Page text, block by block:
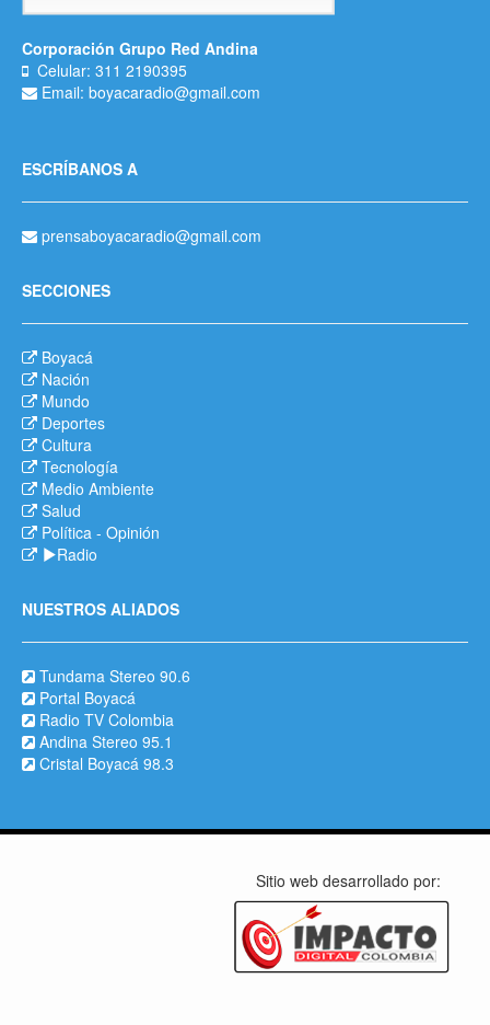
Corporación Grupo Red Andina
Celular: 311 2190395
Email: boyacaradio@gmail.com
ESCRÍBANOS A
prensaboyacaradio@gmail.com
SECCIONES
Boyacá
Nación
Mundo
Deportes
Cultura
Tecnología
Medio Ambiente
Salud
Política - Opinión
Radio
NUESTROS ALIADOS
Tundama Stereo 90.6
Portal Boyacá
Radio TV Colombia
Andina Stereo 95.1
Cristal Boyacá 98.3
Sitio web desarrollado por: